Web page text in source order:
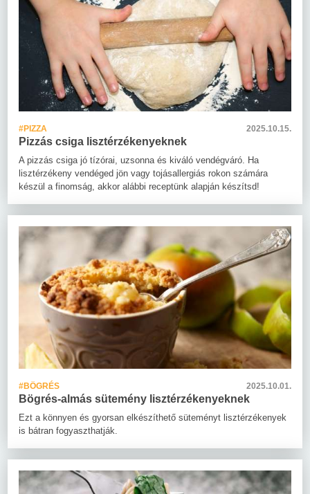
#PIZZA 2025.10.15.
Pizzás csiga lisztérzékenyeknek
A pizzás csiga jó tízórai, uzsonna és kiváló vendégváró. Ha
lisztérzékeny vendéged jön vagy tojásallergiás rokon számára
készül a finomság, akkor alábbi receptünk alapján készítsd!
#BÖGRÉS 2025.10.01.
Bögrés-almás sütemény lisztérzékenyeknek
Ezt a könnyen és gyorsan elkészíthető süteményt lisztérzékenyek
is bátran fogyaszthatják.